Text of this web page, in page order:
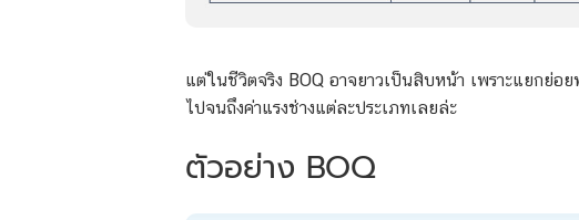
แต่ในชีวิตจริง BOQ อาจยาวเป็นสิบหน้า เพราะแยกย่
ไปจนถึงค่าแรงช่างแต่ละประเภทเลยล่ะ
ตัวอย่าง BOQ